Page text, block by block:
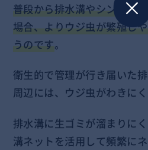
普段から排水溝やシンク周
場合、よりウジ虫が繁殖し
うのです。
衛生的で管理が行き届いた
周辺には、ウジ虫がわきにく
排水溝に生ゴミが溜まりに
溝ネットを活用して頻繁に